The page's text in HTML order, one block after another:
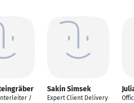
/
Sakin Simsek
Expert Client Delivery